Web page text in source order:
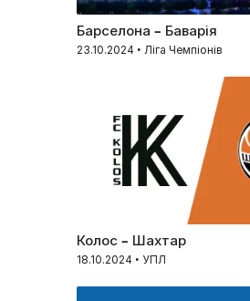
Барселона – Баварія
23.10.2024 • Ліга Чемпіонів
Колос – Шахтар
18.10.2024 • УПЛ